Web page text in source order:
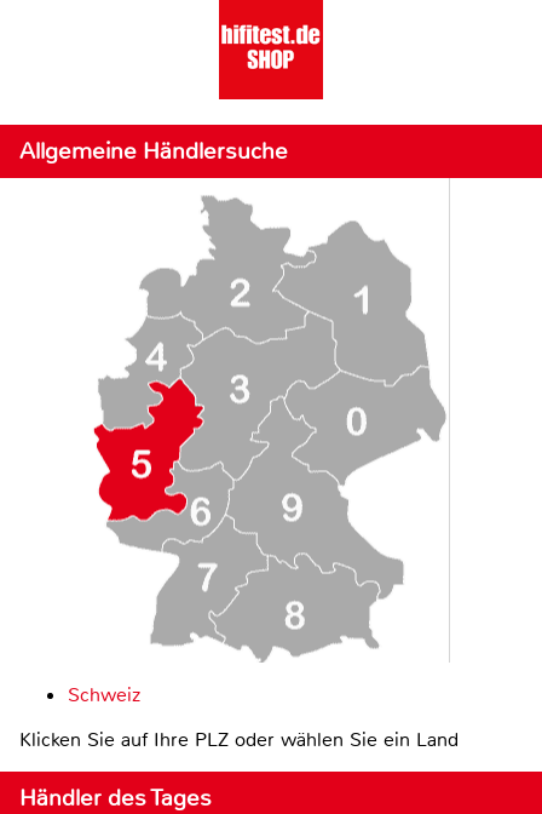
Allgemeine Händlersuche
Schweiz
Klicken Sie auf Ihre PLZ oder wählen Sie ein Land
Händler des Tages